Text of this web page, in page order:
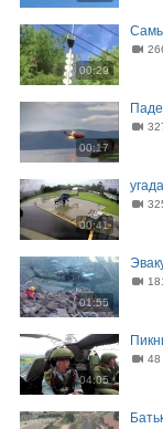
00:29
00:17
00:41
01:55
04:05